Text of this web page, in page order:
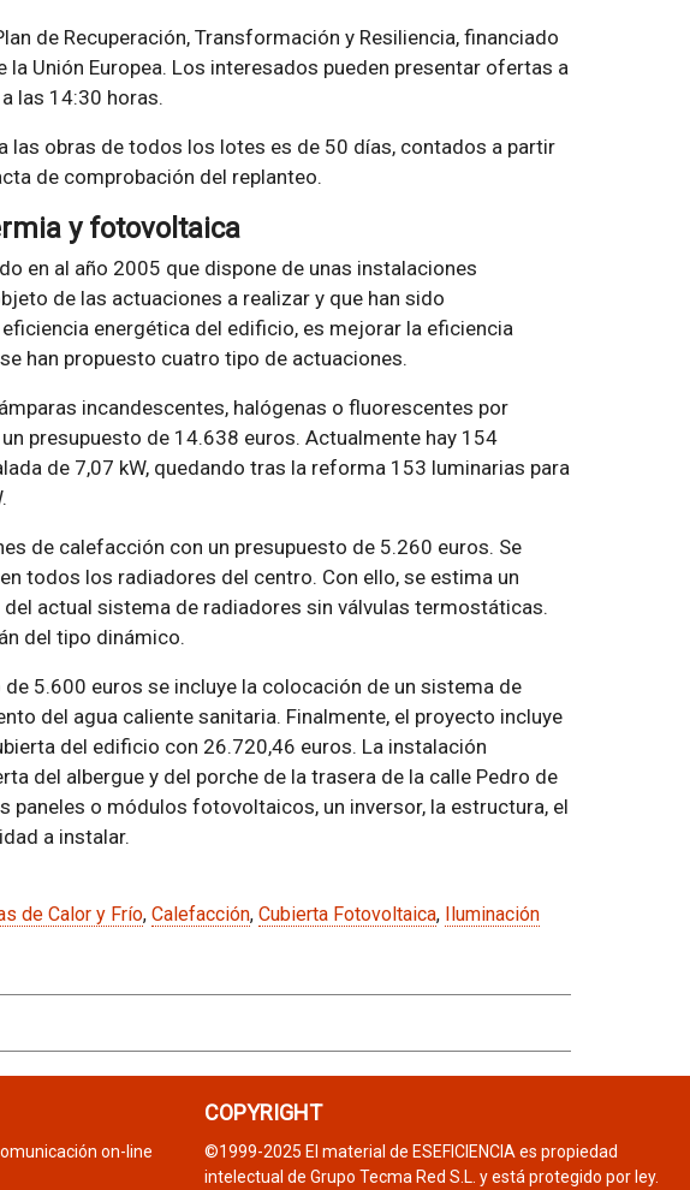
de Recuperación, Transformación y Resiliencia, financiado
Unión Europea. Los interesados pueden presentar ofertas a
las 14:30 horas.
las obras de todos los lotes es de 50 días, contados a partir
de comprobación del replanteo.
y fotovoltaica
en al año 2005 que dispone de unas instalaciones
de las actuaciones a realizar y que han sido
energética del edificio, es mejorar la eficiencia
han propuesto cuatro tipo de actuaciones.
incandescentes, halógenas o fluorescentes por
presupuesto de 14.638 euros. Actualmente hay 154
de 7,07 kW, quedando tras la reforma 153 luminarias para
de calefacción con un presupuesto de 5.260 euros. Se
todos los radiadores del centro. Con ello, se estima un
actual sistema de radiadores sin válvulas termostáticas.
del tipo dinámico.
5.600 euros se incluye la colocación de un sistema de
del agua caliente sanitaria. Finalmente, el proyecto incluye
del edificio con 26.720,46 euros. La instalación
del albergue y del porche de la trasera de la calle Pedro de
paneles o módulos fotovoltaicos, un inversor, la estructura, el
a instalar.
de Calor y Frío, Calefacción, Cubierta Fotovoltaica, Iluminación
on-line
COPYRIGHT
©1999-2025 El material de ESEFICIENCIA es propiedad
intelectual de Grupo Tecma Red S.L. y está protegido por ley.